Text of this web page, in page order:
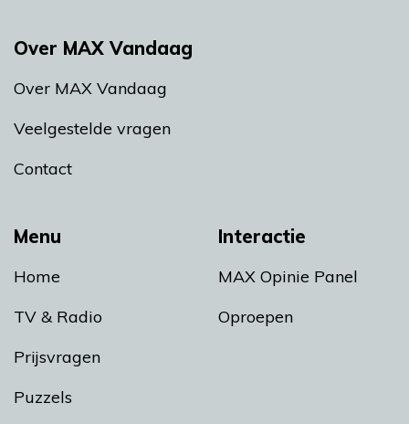
Menu
Home
TV & Radio
Prijsvragen
Puzzels
Interactie
MAX Opinie Panel
Oproepen
Over MAX Vandaag
Over MAX Vandaag
Veelgestelde vragen
Contact